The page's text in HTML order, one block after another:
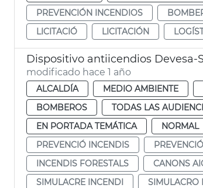
PREVENCIÓN INCENDIOS
LICITACIÓ
LICITACIÓN
Dispositivo antiicendios Devesa-
modificado hace 1 año
ALCALDÍA MEDIO AMBIENTE
BOMBEROS
TODAS LAS
EN PORTADA TEMÁTICA
NORMAL
PREVENCIÓ INCENDIS
INCENDIS FORESTALS
CANONS
SIMULACRE INCENDI
SIMULACRO